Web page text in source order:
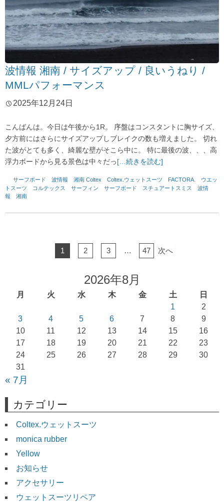
波情報 湘南 / サイズアップ / 良いうねり /
MMLパフォーマンス
2025年12月24日
こんばんは。今日は午後から1R。 序盤はコンスタントに胸サイズ、
夕方前にはさらにサイズアップしブレイクの数も増えました。 切れ
た波がとても多く、綺麗な壁がそこら中に。 特に最後の波、、、高
浮力ボードから見る景色は中々だっ[…続きを読む]
サーフボード 波情報 湘南 Coltex Coltex.ウェットスーツ FACTORA.
ウエッ
トスーツ
コルテックス サーフィン サーフボード スチュアートスミス
波情
報 湘南
1 2 3 … 47 次へ
2026年8月
月 火 水 木 金 土
日
1
2
3
4 5 6 7 8
9
10
11 12 13 14 15
16
17
18 19 20 21 22
23
24
25 26 27 28 29
30
31
« 7月
カテゴリー
Coltex.ウェットスーツ
monica rubber
Yellow
お知らせ
アクセサリー
ウェットスーツリペア